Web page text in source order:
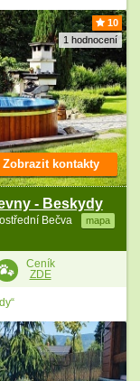
10
1 hodnocení
- Beskydy
Bečva mapa
Zobrazit kontakty
Ceník
ZDE